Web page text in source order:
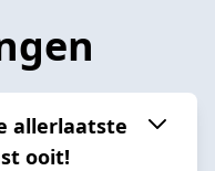
allerlaatste
ooit!